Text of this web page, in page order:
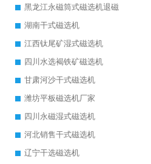
黑龙江永磁筒式磁选机退磁
湖南干式磁选机
江西钛尾矿湿式磁选机
四川水选褐铁矿磁选机
甘肃河沙干式磁选机
潍坊平板磁选机厂家
四川永磁湿式磁选机
河北销售干式磁选机
辽宁干选磁选机